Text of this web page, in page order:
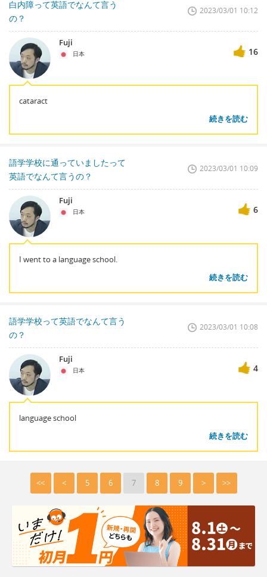
白内障って英語でなんて言う
の？
2023/03/01 10:12
Fuji
日本 16
cataract
続きを読む
語学学校に通っていましたって
英語でなんて言うの？
2023/03/01 10:09
Fuji
日本 6
I went to a language school.
続きを読む
語学学校って英語でなんて言う
の？
2023/03/01 10:08
Fuji
日本 4
language school
続きを読む
<< < 5 6 7 8 9 > >>